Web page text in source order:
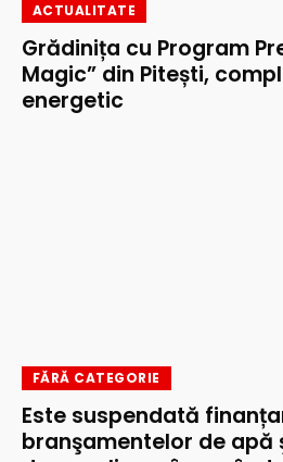
ACTUALITATE
Grădinița cu Program
Magic” din Pitești,
energetic
FĂRĂ CATEGORIE
Este suspendată
branşamentelor de apă